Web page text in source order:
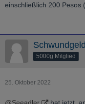
einschließlich 200 Pesos
5000g Mitglied
25. Oktober 2022